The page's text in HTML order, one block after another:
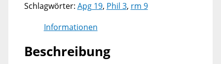
Schlagwörter: Apg 19, Phil 3, rm 9
Informationen
Beschreibung